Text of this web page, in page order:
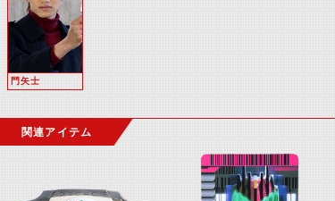
門矢士
関連アイテム